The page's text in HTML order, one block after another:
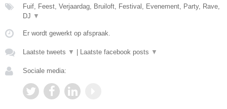
Fuif, Feest, Verjaardag, Bruiloft, Festival, Evenement, Party, Rave,
DJ ▼
Er wordt gewerkt op afspraak.
Laatste tweets ▼ Laatste facebook posts ▼
Sociale media: